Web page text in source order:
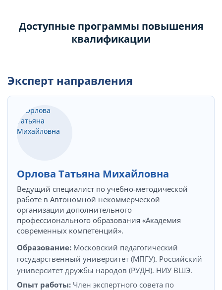
Доступные программы повышения
квалификации
Эксперт направления
Орлова Татьяна Михайловна
Ведущий специалист по учебно-методической
работе в Автономной некоммерческой
организации дополнительного
профессионального образования «Академия
современных компетенций».
Образование: Московский педагогический
государственный университет (МПГУ). Российский
университет дружбы народов (РУДН). НИУ ВШЭ.
Опыт работы: Член экспертного совета по